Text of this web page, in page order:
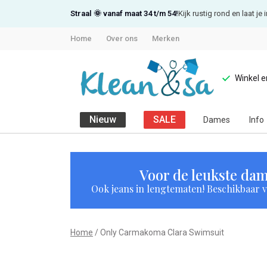
Straal 🌞 vanaf maat 34 t/m 54!Kijk rustig rond en laat je
Home Over ons Merken
Winkel
Nieuw SALE Dames Info
Carmakoma
Clara
Swimsuit
Voor de leukste
Ook jeans in lengtematen! Beschikbaar
Home Only Carmakoma Clara Swimsuit